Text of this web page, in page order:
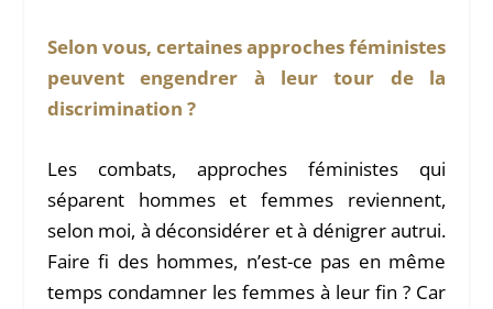
Selon vous, certaines approches féministes
peuvent engendrer à leur tour de la
discrimination ?
Les combats, approches féministes qui
séparent hommes et femmes reviennent,
selon moi, à déconsidérer et à dénigrer autrui.
Faire fi des hommes, n’est-ce pas en même
temps condamner les femmes à leur fin ? Car